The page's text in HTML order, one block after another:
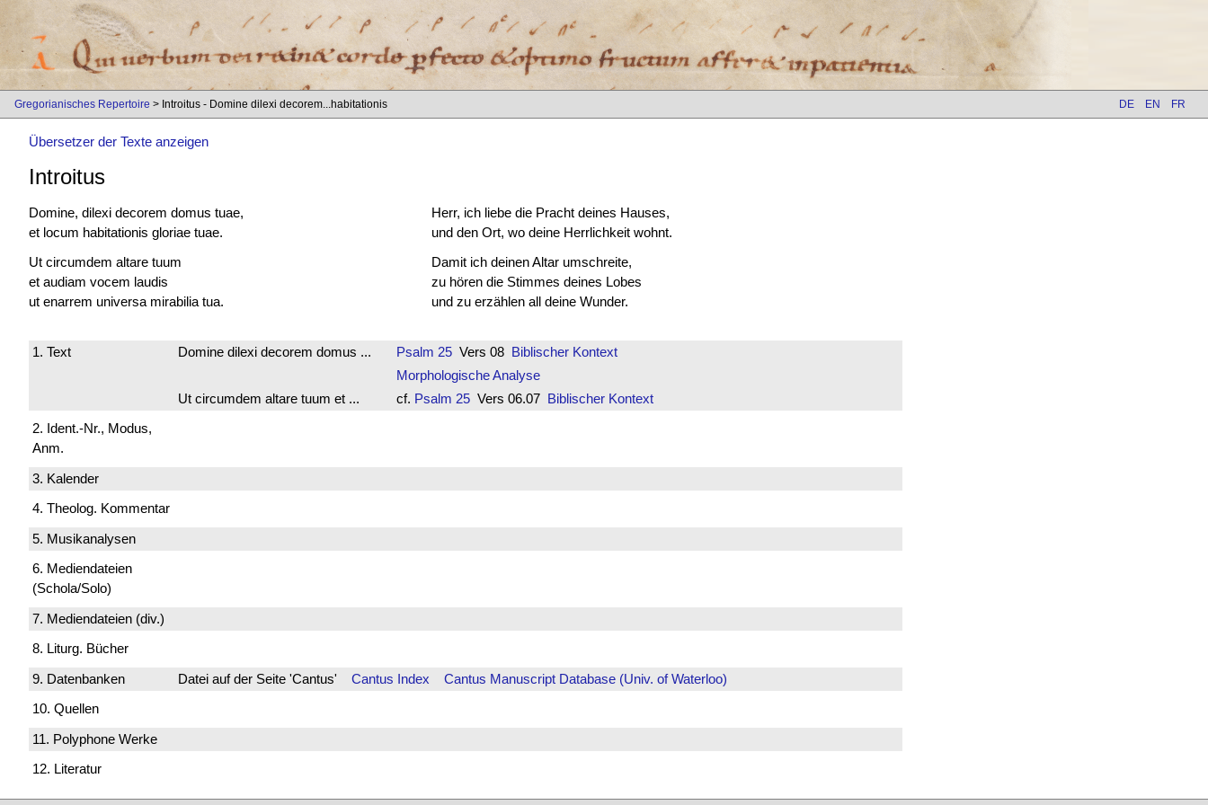
Gregorianisches Repertoire > Introitus - Domine dilexi decorem...habitationis DE EN FR
Übersetzer der Texte anzeigen
Introitus
Domine, dilexi decorem domus tuae,
et locum habitationis gloriae tuae.
Herr, ich liebe die Pracht deines Hauses,
und den Ort, wo deine Herrlichkeit wohnt.
Ut circumdem altare tuum
et audiam vocem laudis
ut enarrem universa mirabilia tua.
Damit ich deinen Altar umschreite,
zu hören die Stimmes deines Lobes
und zu erzählen all deine Wunder.
1. Text Domine dilexi decorem domus ... Psalm 25Vers 08 Biblischer Kontext
Morphologische Analyse
Ut circumdem altare tuum et ...
cf. Psalm 25Vers 06.07 Biblischer Kontext
2. Ident.-Nr., Modus,
Anm.
3. Kalender
4. Theolog. Kommentar
5. Musikanalysen
6. Mediendateien
(Schola/Solo)
7. Mediendateien (div.)
8. Liturg. Bücher
9. Datenbanken
Datei auf der Seite 'Cantus' Cantus Index
Cantus Manuscript Database (Univ. of Waterloo)
10. Quellen
11. Polyphone Werke
12. Literatur